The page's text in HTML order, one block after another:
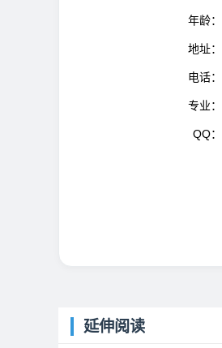
年龄：
地址：
电话：
专业：
QQ：
延伸阅读